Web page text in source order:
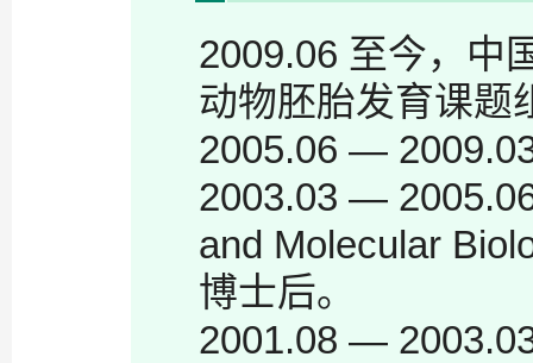
2009.06 至今，中
动物胚胎发育课题
2005.06 —
2003.03 —
and Molecular
博士后。
2001.08 —